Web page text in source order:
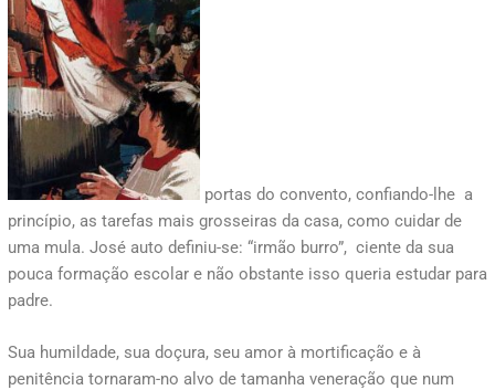
portas do convento, confiando-lhe a
princípio, as tarefas mais grosseiras da casa, como cuidar de
uma mula. José auto definiu-se: “irmão burro”, ciente da sua
pouca formação escolar e não obstante isso queria estudar para
padre.
Sua humildade, sua doçura, seu amor à mortificação e à
penitência tornaram-no alvo de tamanha veneração que num